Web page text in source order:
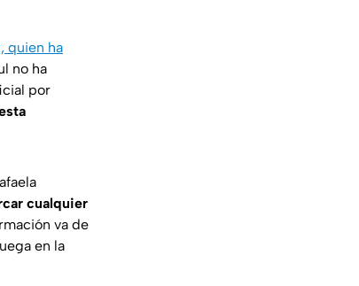
quien ha
no ha
por
cualquier
va de
en la